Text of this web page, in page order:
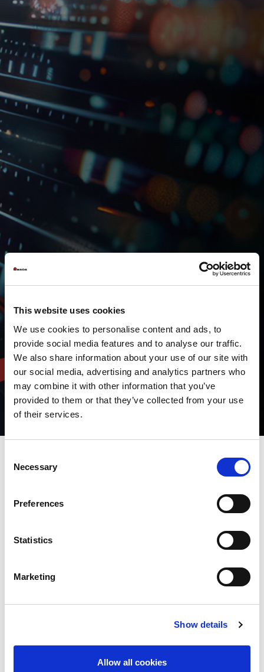
This website uses cookies
We use cookies to personalise content and ads, to
provide social media features and to analyse our traffic.
We also share information about your use of our site with
our social media, advertising and analytics partners who
may combine it with other information that you’ve
provided to them or that they’ve collected from your use
of their services.
Selection
Necessary
Preferences
Statistics
Marketing
Show details
Allow all cookies
LEGG ENKELT INN
BESTILLINGER
nettbutikken, AMADA raskt kan
støtte kundenes
produksjonsbehov for verktøy,